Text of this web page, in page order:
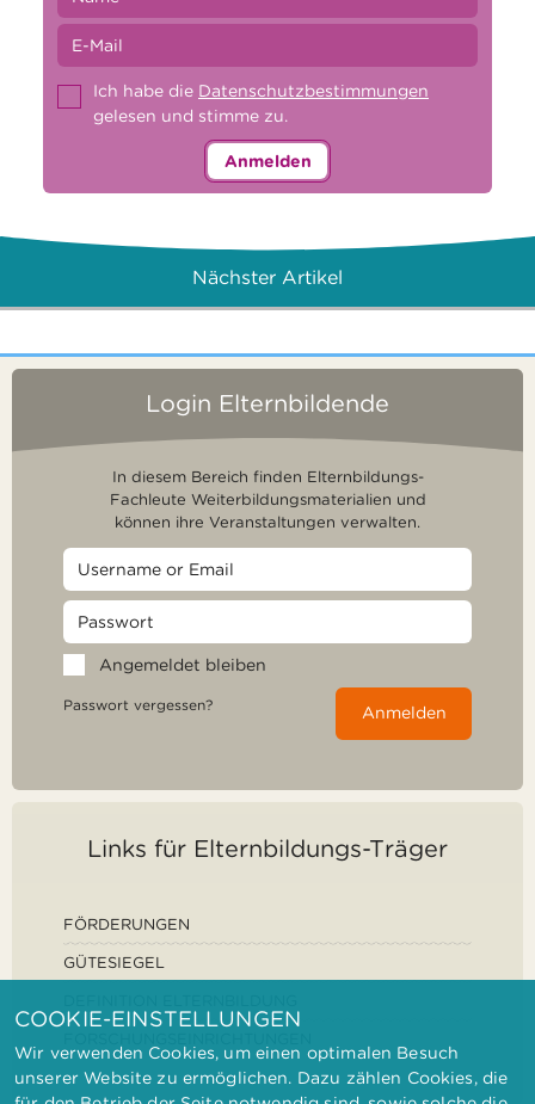
Ich habe die Datenschutzbestimmungen
gelesen und stimme zu.
Anmelden
Nächster Artikel
Login Elternbildende
In diesem Bereich finden Elternbildungs-
Fachleute Weiterbildungsmaterialien und
können ihre Veranstaltungen verwalten.
Angemeldet bleiben
Passwort vergessen? Anmelden
Links für Elternbildungs-Träger
FÖRDERUNGEN
GÜTESIEGEL
COOKIE-EINSTELLUNGEN
Wir verwenden Cookies, um einen optimalen Besuch
unserer Website zu ermöglichen. Dazu zählen Cookies, die